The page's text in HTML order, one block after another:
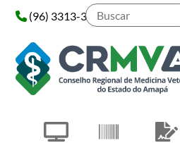
Skip
content
(96) 3313-3313
Pesquisar